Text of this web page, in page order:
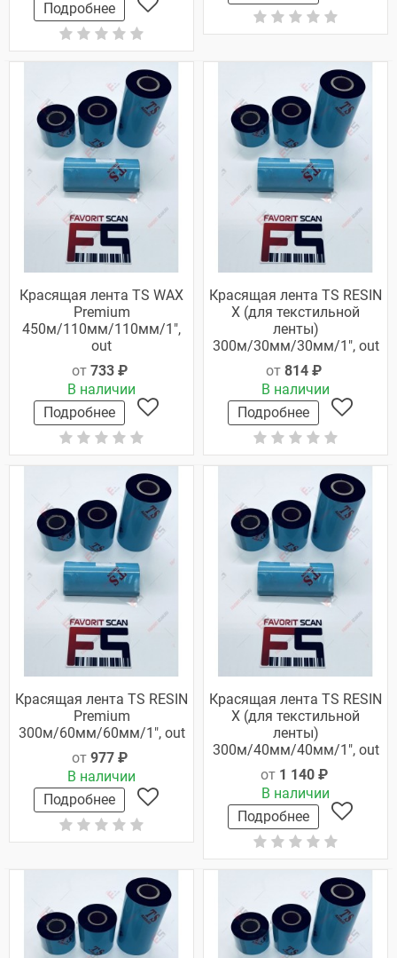
Подробнее
Красящая лента TS WAX
Premium
450м/110мм/110мм/1",
out
от 733 ₽
В наличии
Подробнее
Красящая лента TS RESIN
X (для текстильной
ленты)
300м/30мм/30мм/1", out
от 814 ₽
В наличии
Подробнее
Красящая лента TS RESIN
Premium
300м/60мм/60мм/1", out
от 977 ₽
В наличии
Подробнее
Красящая лента TS RESIN
X (для текстильной
ленты)
300м/40мм/40мм/1", out
от 1 140 ₽
В наличии
Подробнее